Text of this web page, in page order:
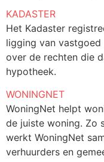
KADASTER
Het Kadaster
ligging van
over de rechten die
hypotheek.
WONINGNET
WoningNet helpt
de juiste woning. Zo
werkt WoningNet
verhuurders en